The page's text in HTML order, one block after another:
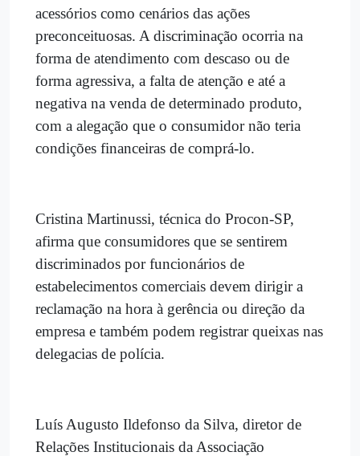
acessórios como cenários das ações
preconceituosas. A discriminação ocorria na
forma de atendimento com descaso ou de
forma agressiva, a falta de atenção e até a
negativa na venda de determinado produto,
com a alegação que o consumidor não teria
condições financeiras de comprá-lo.
Cristina Martinussi, técnica do Procon-SP,
afirma que consumidores que se sentirem
discriminados por funcionários de
estabelecimentos comerciais devem dirigir a
reclamação na hora à gerência ou direção da
empresa e também podem registrar queixas nas
delegacias de polícia.
Luís Augusto Ildefonso da Silva, diretor de
Relações Institucionais da Associação